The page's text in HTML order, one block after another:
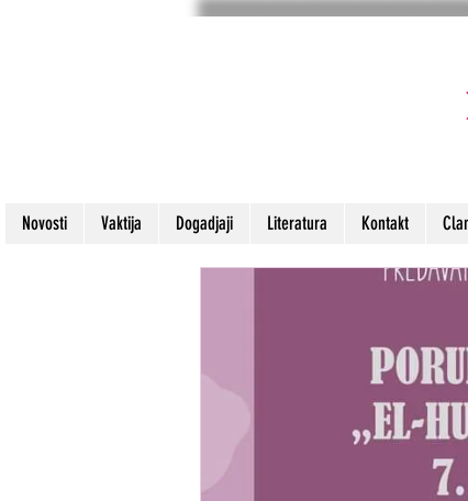
Novosti Vaktija Dogadjaji Literatura Kontakt